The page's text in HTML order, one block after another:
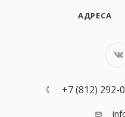
АДРЕСА
+7 (812) 292-